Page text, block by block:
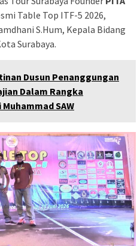
Table Top ITF-5 2026,
S.Hum, Kepala Bidang
Surabaya.
Dusun Penanggungan
Dalam Rangka
SAW